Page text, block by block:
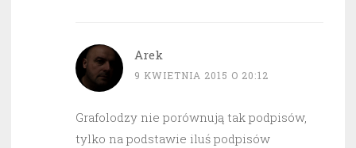
Arek
9 KWIETNIA 2015 O 20:12
Grafolodzy nie porównują tak podpisów,
tylko na podstawie iluś podpisów